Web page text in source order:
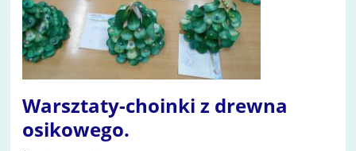
Warsztaty-choinki z drewna
osikowego.